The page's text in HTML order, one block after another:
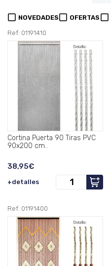
NOVEDADES OFERTAS
Ref: 01191410
Cortina Puerta 90 Tiras PVC
90x200 cm..
38,95€
+detalles
Ref: 01191400